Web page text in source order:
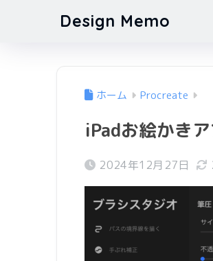
Design Memo
ホーム Procreate
iPadお絵かき
2024年12月27日